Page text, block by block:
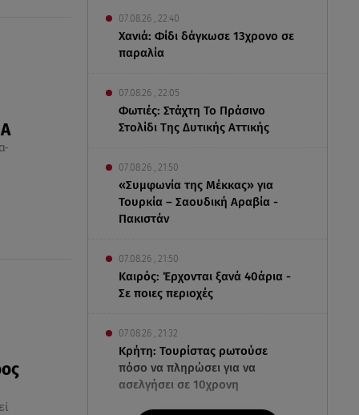
07.08.26 , 22:40
Χανιά: Φίδι δάγκωσε 13χρονο σε
παραλία
07.08.26 , 22:05
Φωτιές: Στάχτη Το Πράσινο
Στολίδι Της Δυτικής Αττικής
07.08.26 , 21:50
«Συμφωνία της Μέκκας» για
Τουρκία – Σαουδική Αραβία -
Πακιστάν
07.08.26 , 21:50
Καιρός: Έρχονται ξανά 40άρια -
Σε ποιες περιοχές
07.08.26 , 21:32
Κρήτη: Τουρίστας ρωτούσε
πόσο να πληρώσει για να
ασελγήσει σε 10χρονη